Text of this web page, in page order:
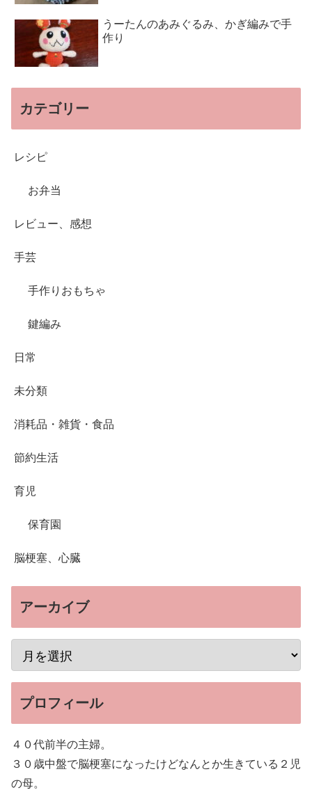
うーたんのあみぐるみ、かぎ編みで手
作り
カテゴリー
レシピ
お弁当
レビュー、感想
手芸
手作りおもちゃ
鍵編み
日常
未分類
消耗品・雑貨・食品
節約生活
育児
保育園
脳梗塞、心臓
アーカイブ
プロフィール
４０代前半の主婦。
３０歳中盤で脳梗塞になったけどなんとか生きている２児
の母。